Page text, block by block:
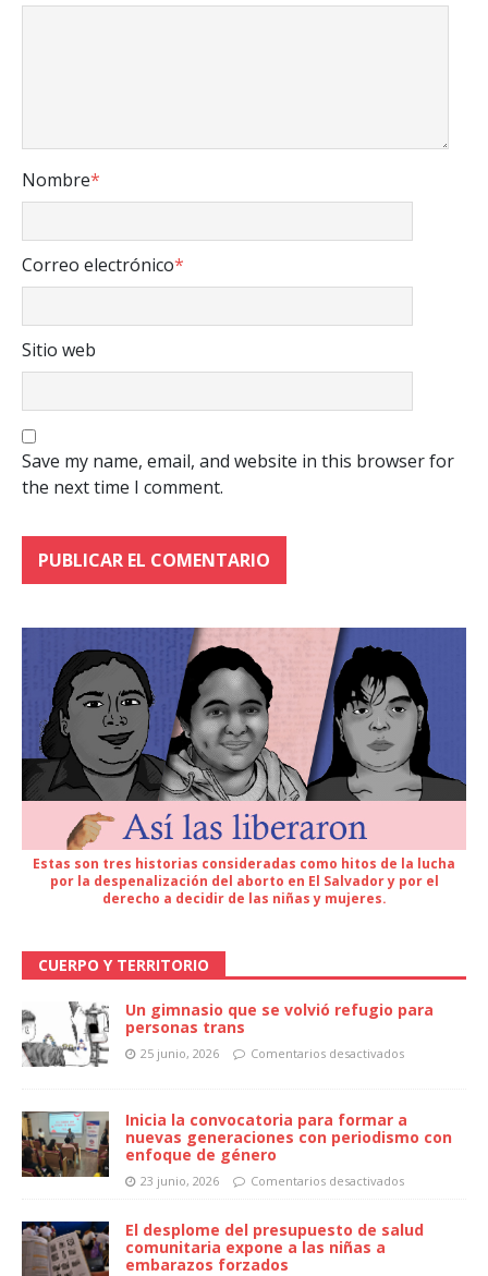
Nombre*
Correo electrónico*
Sitio web
Save my name, email, and website in this browser for
the next time I comment.
Estas son tres historias consideradas como hitos de la lucha
por la despenalización del aborto en El Salvador y por el
derecho a decidir de las niñas y mujeres.
CUERPO Y TERRITORIO
Un gimnasio que se volvió refugio para
personas trans
25 junio, 2026 Comentarios desactivados
Inicia la convocatoria para formar a
nuevas generaciones con periodismo con
enfoque de género
23 junio, 2026 Comentarios desactivados
El desplome del presupuesto de salud
comunitaria expone a las niñas a
embarazos forzados